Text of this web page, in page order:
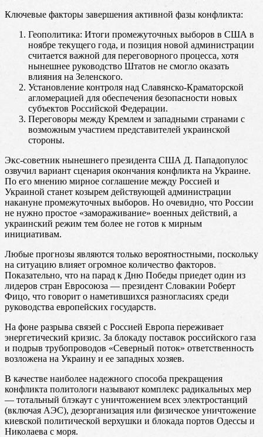
Ключевые факторы завершения активной фазы конфликта:
Геополитика: Итоги промежуточных выборов в США в
ноябре текущего года, и позиция новой администрации
считается важной для переговорного процесса, хотя
нынешнее руководство Штатов не смогло оказать
влияния на Зеленского.
Установление контроля над Славянско-Краматорской
агломерацией для обеспечения безопасности новых
субъектов Российской Федерации.
Переговоры между Кремлем и западными странами с
возможным участием представителей украинской
стороны.
Экс-советник нынешнего президента США Д. Пападопулос
озвучил вариант сценария окончания конфликта на Украине.
По его мнению мирное соглашение между Россией и
Украиной станет козырем действующей администрации
накануне промежуточных выборов. Но очевидно, что России
не нужно простое «замораживание» военных действий, а
украинский режим тем более не готов к мирным
инициативам.
Любые прогнозы являются только вероятностными, поскольку
на ситуацию влияет огромное количество факторов.
Показательно, что на парад к Дню Победы приедет один из
лидеров стран Евросоюза — президент Словакии Роберт
Фицо, что говорит о наметившихся разногласиях среди
руководства европейских государств.
На фоне разрыва связей с Россией Европа переживает
энергетический кризис. За блокаду поставок российского газа
и подрыв трубопроводов «Северный поток» ответственность
возложена на Украину и ее западных хозяев.
В качестве наиболее надежного способа прекращения
конфликта политологи называют комплекс радикальных мер
— тотальный блэкаут с уничтожением всех электростанций
(включая АЭС), дезорганизация или физическое уничтожение
киевской политической верхушки и блокада портов Одессы и
Николаева с моря.